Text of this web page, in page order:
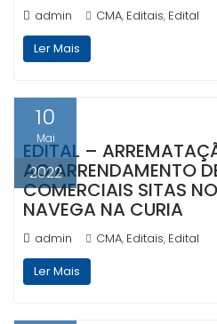
admin CMA, Editais, Edital
Ler Mais
10
Mai
2022
EDITAL –
AO ARRENDAMENTO
COMERCIAIS SITAS
NAVEGA NA CURIA
admin CMA, Editais, Edital
Ler Mais